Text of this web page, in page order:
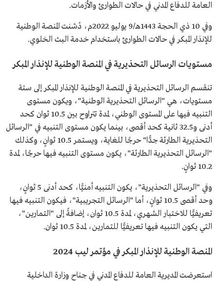
العامة للدفاع المدني في حالات الطوارئ والأزمات.
وفي 10 ذي الحجة 1443هـ/9 يوليو 2022م، دُشنت المنصة الوطنية
للإنذار المبكر في حالات الطوارئ باستخدام خدمة البث الخلوي.
مستويات الرسائل التحذيرية في المنصة الوطنية للإنذار المبكر
تنقسم الرسائل التحذيرية في المنصة الوطنية للإنذار المبكر إلى ستة
مستويات، هي "الرسائل التحذيرية الوطنية"، ويكون مستوى
التنبيه فيها على المستوى الوطني، لمدة تتراوح بين 10.5 ثوان كحد
أدنى و32.5 ثانية كحد أقصى، بينما يكون مستوى التنبيه في "الرسائل
التحذيرية الطارئة جدًّا" حرجًا للغاية، ويستمر 10.5 ثوانٍ، وكذلك
"الرسائل التحذيرية الطارئة"، يكون مستوى التنبيه فيها حرجًا، لمدة
10.2 ثوانٍ.
وفي "الرسائل التحذيرية"، يكون التنبيه أمنيًّا، كحد أدنى 5 ثوانٍ،
وحد أقصى 10.5 ثوانٍ، أما "الرسائل التجريبية"، فيكون التنبيه فيها
تعريفيًّا للاختبار الشهري، لمدة 10.5 ثوان، إضافةً إلى "التمارين"،
التي يكون التنبيه فيها تعريفيًّا للتمارين، لمدة 10.5 ثوان.
المنصة الوطنية للإنذار المبكر في مؤتمر ليب 2024
استعرضت المديرية العامة للدفاع المدني في جناح وزارة الداخلية